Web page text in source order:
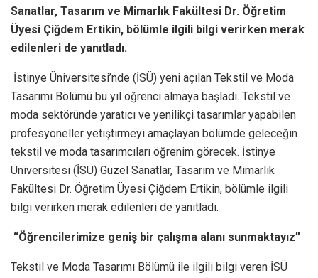
Sanatlar, Tasarım ve Mimarlık Fakültesi Dr. Öğretim
Üyesi Çiğdem Ertikin, bölümle ilgili bilgi verirken merak
edilenleri de yanıtladı.
İstinye Üniversitesi’nde (İSÜ) yeni açılan Tekstil ve Moda
Tasarımı Bölümü bu yıl öğrenci almaya başladı. Tekstil ve
moda sektöründe yaratıcı ve yenilikçi tasarımlar yapabilen
profesyoneller yetiştirmeyi amaçlayan bölümde geleceğin
tekstil ve moda tasarımcıları öğrenim görecek. İstinye
Üniversitesi (İSÜ) Güzel Sanatlar, Tasarım ve Mimarlık
Fakültesi Dr. Öğretim Üyesi Çiğdem Ertikin, bölümle ilgili
bilgi verirken merak edilenleri de yanıtladı.
“Öğrencilerimize geniş bir çalışma alanı sunmaktayız”
Tekstil ve Moda Tasarımı Bölümü ile ilgili bilgi veren İSÜ